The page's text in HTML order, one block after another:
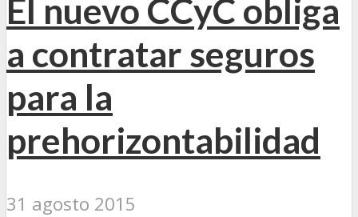
El nuevo CCyC obliga
a contratar seguros
para la
prehorizontabilidad
31 agosto 2015